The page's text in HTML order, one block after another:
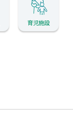
育児施設